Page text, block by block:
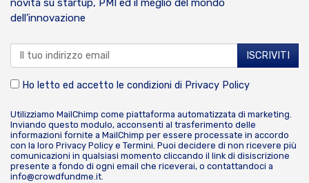
novità su startup, PMI ed il meglio del mondo
dell’innovazione
Ho letto ed accetto le condizioni di Privacy Policy
Utilizziamo MailChimp come piattaforma automatizzata di marketing.
Inviando questo modulo, acconsenti al trasferimento delle
informazioni fornite a MailChimp per essere processate in accordo
con la loro Privacy Policy e Termini. Puoi decidere di non ricevere più
comunicazioni in qualsiasi momento cliccando il link di disiscrizione
presente a fondo di ogni email che riceverai, o contattandoci a
info@crowdfundme.it.